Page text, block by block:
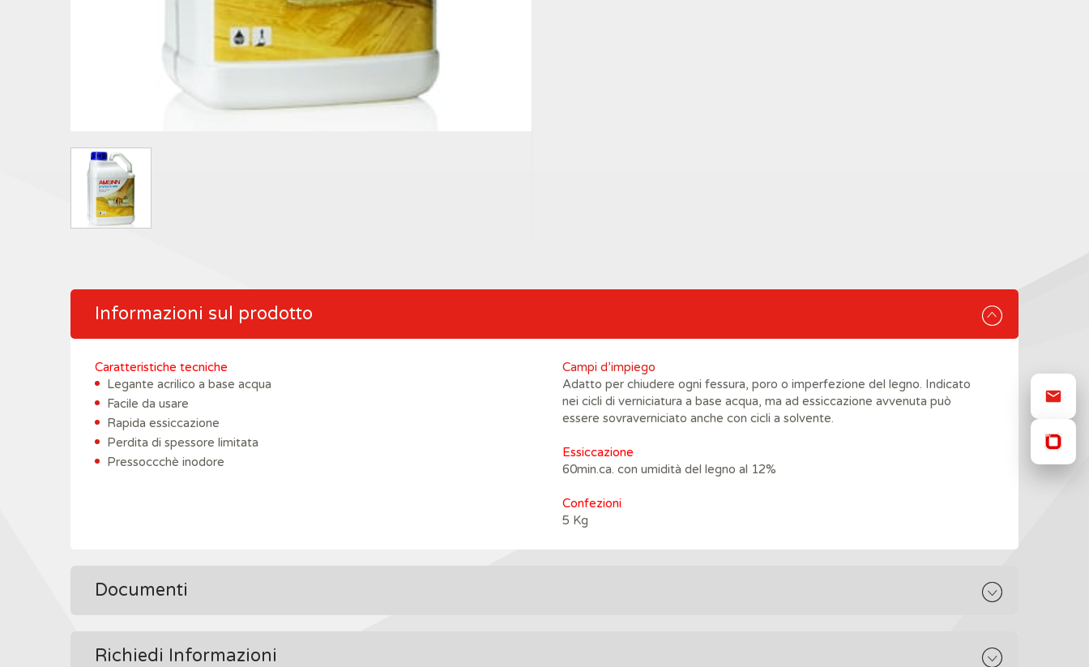
Informazioni sul prodotto
Caratteristiche tecniche
Legante acrilico a base acqua
Facile da usare
Rapida essiccazione
Perdita di spessore limitata
Pressoccchè inodore
Campi d’impiego
Adatto per chiudere ogni fessura, poro o imperfezione del legno. Indicato
nei cicli di verniciatura a base acqua, ma ad essiccazione avvenuta può
essere sovraverniciato anche con cicli a solvente.
Essiccazione
60min.ca. con umidità del legno al 12%
Confezioni
5 Kg
Documenti
Richiedi Informazioni